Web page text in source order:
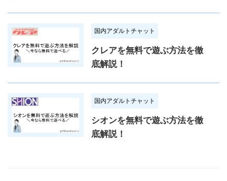
国内アダルトチャット
クレアを無料で遊ぶ方法を徹
底解説！
国内アダルトチャット
シオンを無料で遊ぶ方法を徹
底解説！